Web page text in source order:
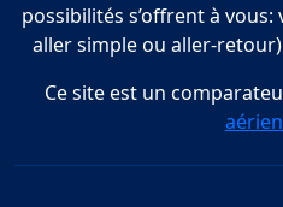
possibilités s’offrent à
aller simple ou aller-
Ce site est un